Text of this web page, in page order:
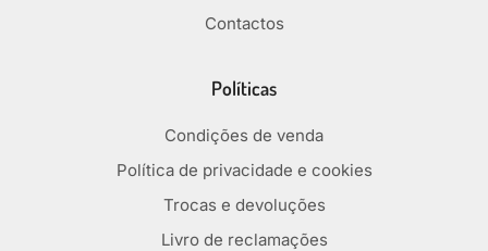
Contactos
Políticas
Condições de venda
Política de privacidade e cookies
Trocas e devoluções
Livro de reclamações